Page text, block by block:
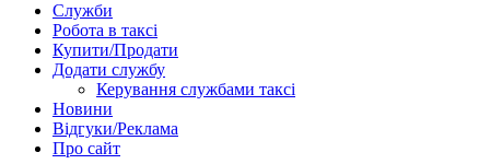
Служби
Робота в таксі
Купити/Продати
Додати службу
Керування службами таксі
Новини
Відгуки/Реклама
Про сайт